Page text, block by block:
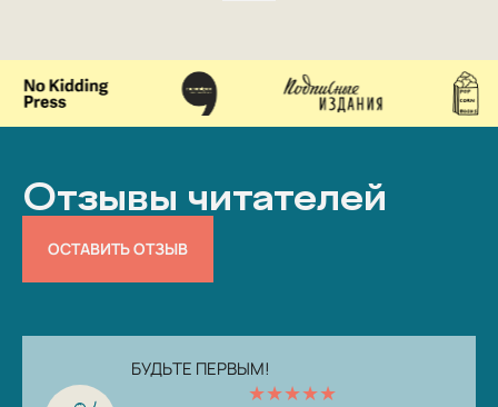
Отзывы читателей
ОСТАВИТЬ ОТЗЫВ
БУДЬТЕ ПЕРВЫМ!
★★★★★